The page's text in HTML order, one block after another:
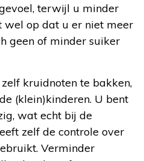
terwijl u minder
wel op dat u er niet meer
geen of minder suiker
kruidnoten te bakken,
(klein)kinderen. U bent
wat echt bij de
zelf de controle over
Verminder